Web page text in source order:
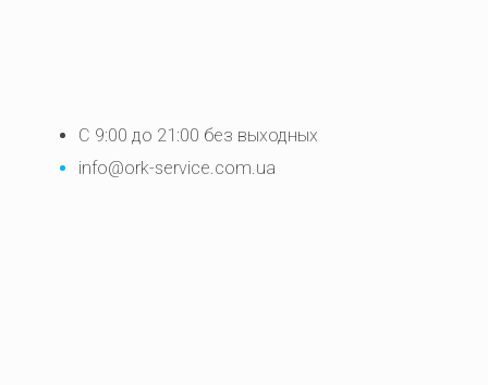
С 9:00 до 21:00 без выходных
info@ork-service.com.ua